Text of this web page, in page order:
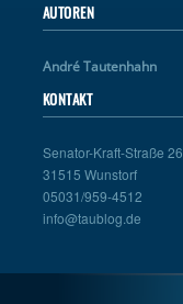
AUTOREN
André Tautenhahn
KONTAKT
Senator-Kraft-Straße 26
31515 Wunstorf
05031/959-4512
info@taublog.de